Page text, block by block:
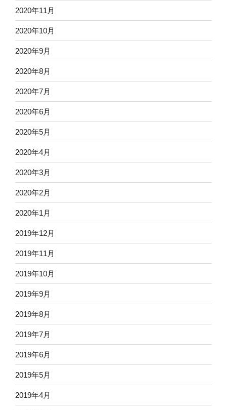
2020年11月
2020年10月
2020年9月
2020年8月
2020年7月
2020年6月
2020年5月
2020年4月
2020年3月
2020年2月
2020年1月
2019年12月
2019年11月
2019年10月
2019年9月
2019年8月
2019年7月
2019年6月
2019年5月
2019年4月